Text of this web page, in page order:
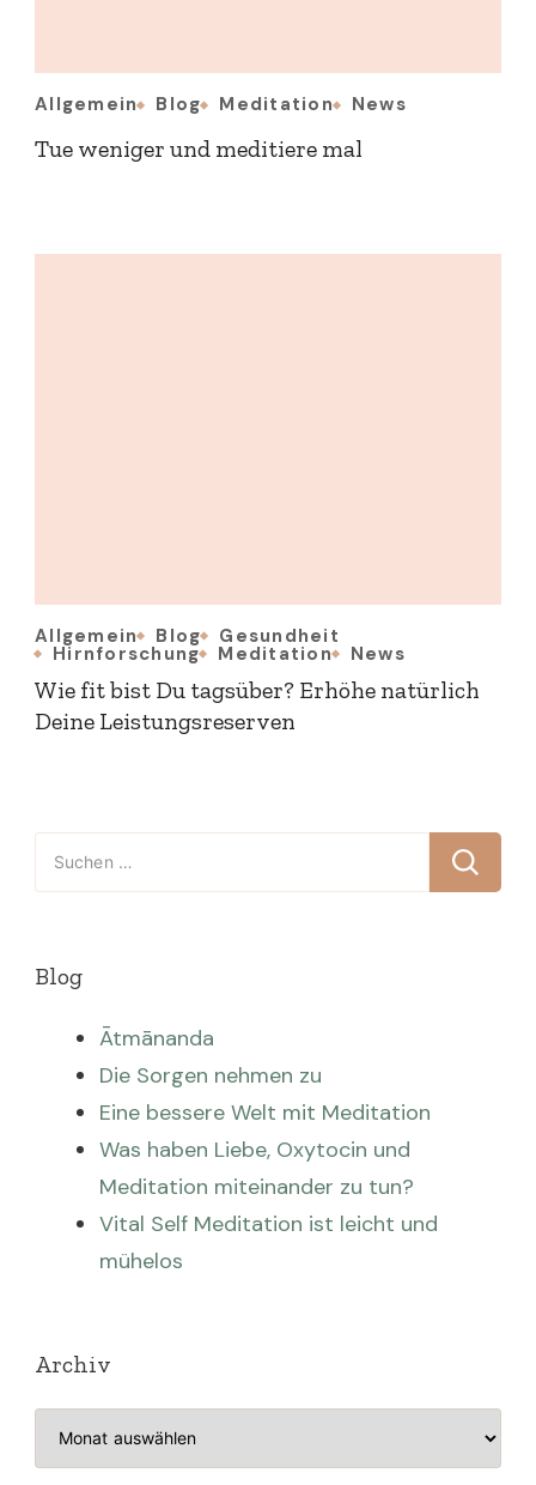
Allgemein Blog Meditation News
Tue weniger und meditiere mal
Allgemein Blog Gesundheit
Hirnforschung Meditation News
Wie fit bist Du tagsüber? Erhöhe natürlich
Deine Leistungsreserven
Suchen
nach:
Blog
Ātmānanda
Die Sorgen nehmen zu
Eine bessere Welt mit Meditation
Was haben Liebe, Oxytocin und
Meditation miteinander zu tun?
Vital Self Meditation ist leicht und
mühelos
Archiv
Archiv